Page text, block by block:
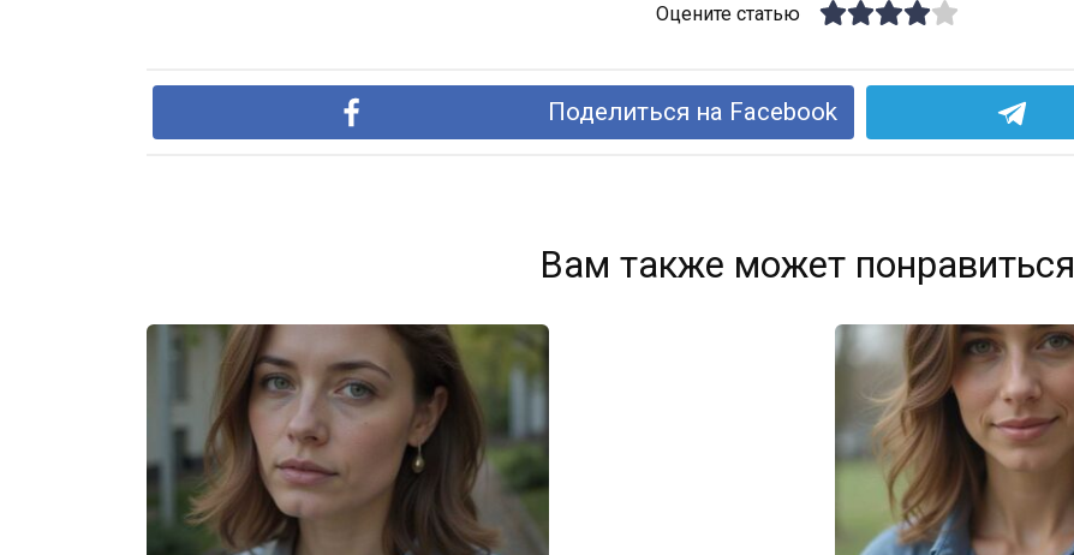
Оцените статью
Поделиться на Facebook
Вам также может понравиться